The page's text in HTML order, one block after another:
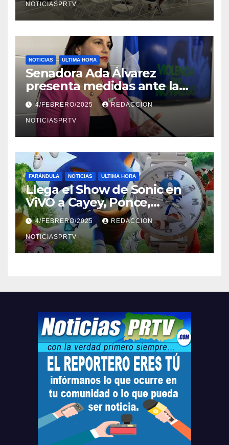
NOTICIASPRTV
NOTICIAS ULTIMA HORA
Senadora Ada Álvarez
presenta medidas ante la
violencia en el noviazgo
4/FEBRERO/2025 REDACCION
NOTICIASPRTV
FARÁNDULA NOTICIAS ULTIMA HORA
Llega el Show de Sonic en
ViVO a Cayey, Ponce,
Barceloneta y Humacao,
Relojes gratis para el que
compre ahora….
4/FEBRERO/2025 REDACCION
NOTICIASPRTV